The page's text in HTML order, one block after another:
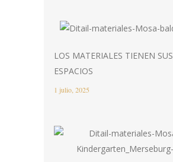
LOS MATERIALES TIENEN SUS
ESPACIOS
1 julio, 2025